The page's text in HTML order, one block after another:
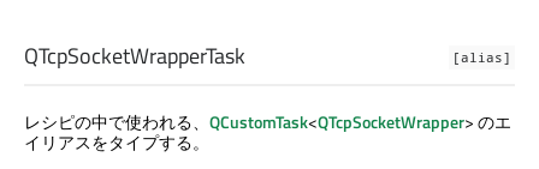
[alias]
QTcpSocketWrapperTask
レシピの中で使われる、 QCustomTask<QTcpSocketWrapper> のエ
イリアスをタイプする。